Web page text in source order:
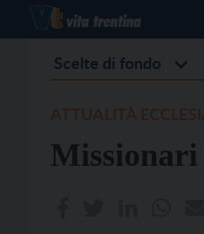
Scelte di fondo
Missionari